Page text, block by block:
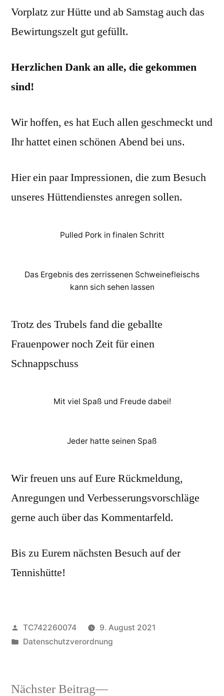
Vorplatz zur Hütte und ab Samstag auch das
Bewirtungszelt gut gefüllt.
Herzlichen Dank an alle, die gekommen
sind!
Wir hoffen, es hat Euch allen geschmeckt und
Ihr hattet einen schönen Abend bei uns.
Hier ein paar Impressionen, die zum Besuch
unseres Hüttendienstes anregen sollen.
Pulled Pork in finalen Schritt
Das Ergebnis des zerrissenen Schweinefleischs
kann sich sehen lassen
Trotz des Trubels fand die geballte
Frauenpower noch Zeit für einen
Schnappschuss
Mit viel Spaß und Freude dabei!
Jeder hatte seinen Spaß
Wir freuen uns auf Eure Rückmeldung,
Anregungen und Verbesserungsvorschläge
gerne auch über das Kommentarfeld.
Bis zu Eurem nächsten Besuch auf der
Tennishütte!
Veröffentlicht
von
TC742260074
9. August 2021
Veröffentlicht
Datenschutzverordnung
Nächster Beitrag
Nächster